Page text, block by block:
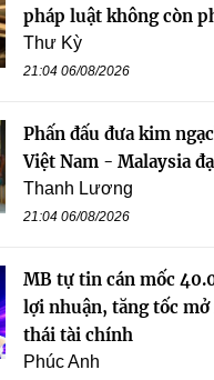
pháp luật không còn
Thư Kỳ
21:04 06/08/2026
Phấn đấu đưa kim
Việt Nam - Malaysia
Thanh Lương
21:04 06/08/2026
MB tự tin cán mốc
lợi nhuận, tăng tốc
thái tài chính
Phúc Anh